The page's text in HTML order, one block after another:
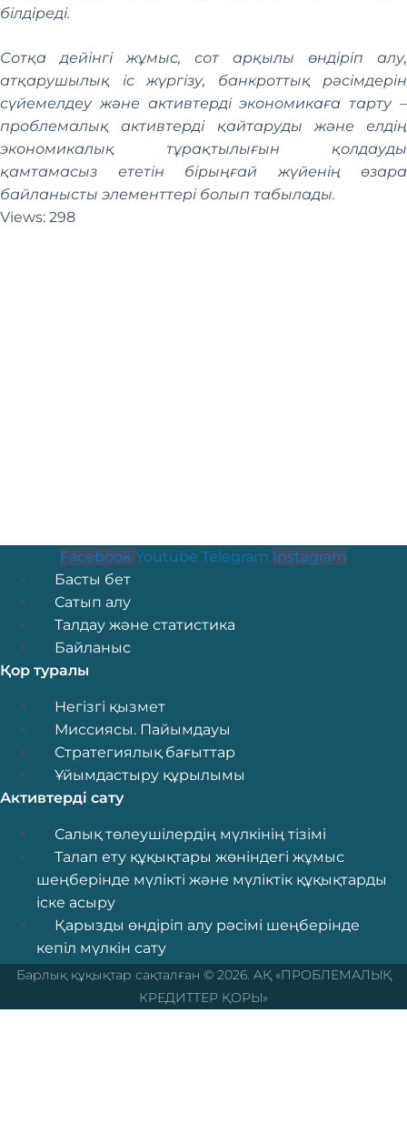
білдіреді.
Сотқа дейінгі жұмыс, сот арқылы өндіріп алу,
атқарушылық іс жүргізу, банкроттық рәсімдерін
сүйемелдеу және активтерді экономикаға тарту –
проблемалық активтерді қайтаруды және елдің
экономикалық тұрақтылығын қолдауды
қамтамасыз ететін бірыңғай жүйенің өзара
байланысты элементтері болып табылады.
Views: 298
Facebook Youtube Telegram Instagram
Menu
Басты бет
Сатып алу
Талдау және статистика
Байланыс
Қор туралы
Menu
Негізгі қызмет
Миссиясы. Пайымдауы
Стратегиялық бағыттар
Ұйымдастыру құрылымы
Активтерді сату
Menu
Салық төлеушілердің мүлкінің тізімі
Талап ету құқықтары жөніндегі жұмыс
шеңберінде мүлікті және мүліктік құқықтарды
іске асыру
Қарызды өндіріп алу рәсімі шеңберінде
кепіл мүлкін сату
Барлық құқықтар сақталған © 2026. AҚ «ПРОБЛЕМАЛЫҚ
КРЕДИТТЕР ҚОРЫ»